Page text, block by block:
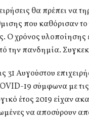
θα πρέπει να
που καθόρισαν
Ο χρόνος υλοποίησης
την πανδημία.
31 Αυγούστου
19 σύμφωνα με τις
έτος 2019 είχαν
να αποσύρουν